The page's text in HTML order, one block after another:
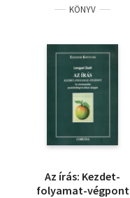
KÖNYV
Az írás: Kezdet-
folyamat-végpont